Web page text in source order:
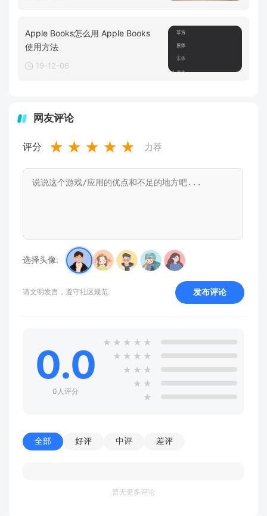
Apple Books怎么用 Apple Books
使用方法
19-12-06
网友评论
评分 ★ ★ ★ ★ ★ 力荐
选择头像:
请文明发言，遵守社区规范 发布评论
0.0
0人评分
★ ★ ★ ★ ★
★ ★ ★ ★
★ ★ ★
★ ★
★
全部 好评 中评 差评
暂无更多评论